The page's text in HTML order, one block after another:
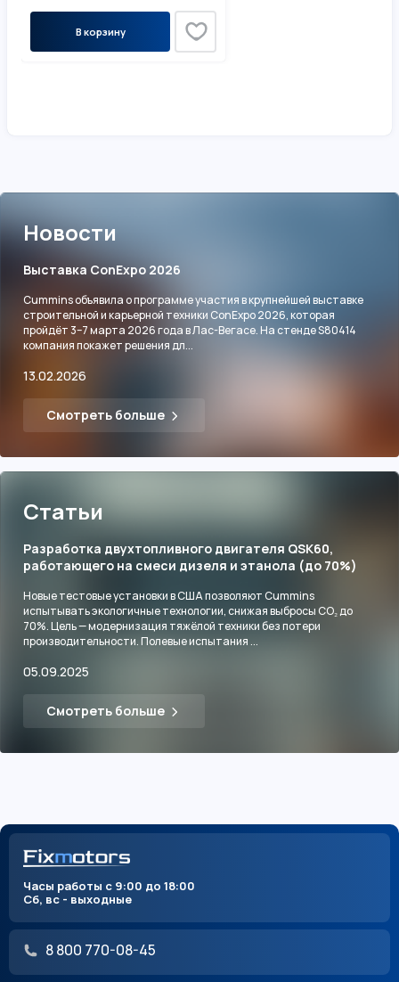
В корзину
Новости
Выставка ConExpo 2026
Cummins объявила о программе участия в крупнейшей выставке
строительной и карьерной техники ConExpo 2026, которая
пройдёт 3–7 марта 2026 года в Лас-Вегасе. На стенде S80414
компания покажет решения дл...
13.02.2026
Смотреть больше
Статьи
Разработка двухтопливного двигателя QSK60,
работающего на смеси дизеля и этанола (до 70%)
Новые тестовые установки в США позволяют Cummins
испытывать экологичные технологии, снижая выбросы CO₂ до
70%. Цель — модернизация тяжёлой техники без потери
производительности. Полевые испытания ...
05.09.2025
Смотреть больше
Часы работы с 9:00 до 18:00
Сб, вс - выходные
8 800 770-08-45